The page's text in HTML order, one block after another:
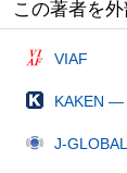
この著者を
VIAF
KAKEN —
J-GLOBAL